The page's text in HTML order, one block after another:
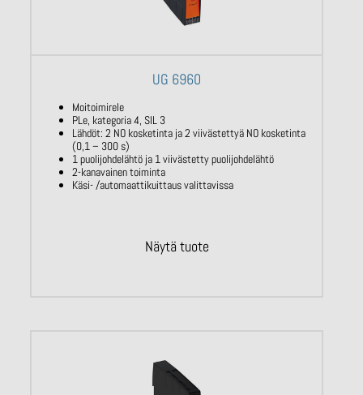
UG 6960
Moitoimirele
PLe, kategoria 4, SIL 3
Lähdöt: 2 NO kosketinta ja 2 viivästettyä NO kosketinta
(0,1 – 300 s)
1 puolijohdelähtö ja 1 viivästetty puolijohdelähtö
2-kanavainen toiminta
Käsi- /automaattikuittaus valittavissa
Näytä tuote